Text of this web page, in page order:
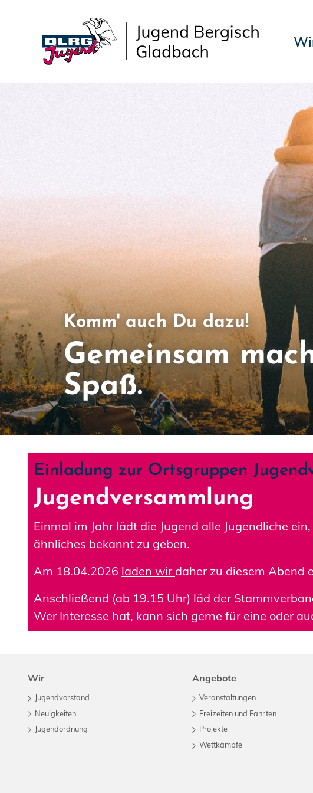
Komm' auch Du dazu!
Gemeinsam
Spaß.
Einladung zur Ortsgruppen
Jugendversammlung
Einmal im Jahr lädt die Jugend alle Jugendliche
ähnliches bekannt zu geben.
Am 18.04.2026 laden wir daher zu diesem Abend
Anschließend (ab 19.15 Uhr) läd der
Wer Interesse hat, kann sich gerne für eine oder
Wir
Jugendvorstand
Neuigkeiten
Jugendordnung
Angebote
Veranstaltungen
Freizeiten und Fahrten
Projekte
Wettkämpfe